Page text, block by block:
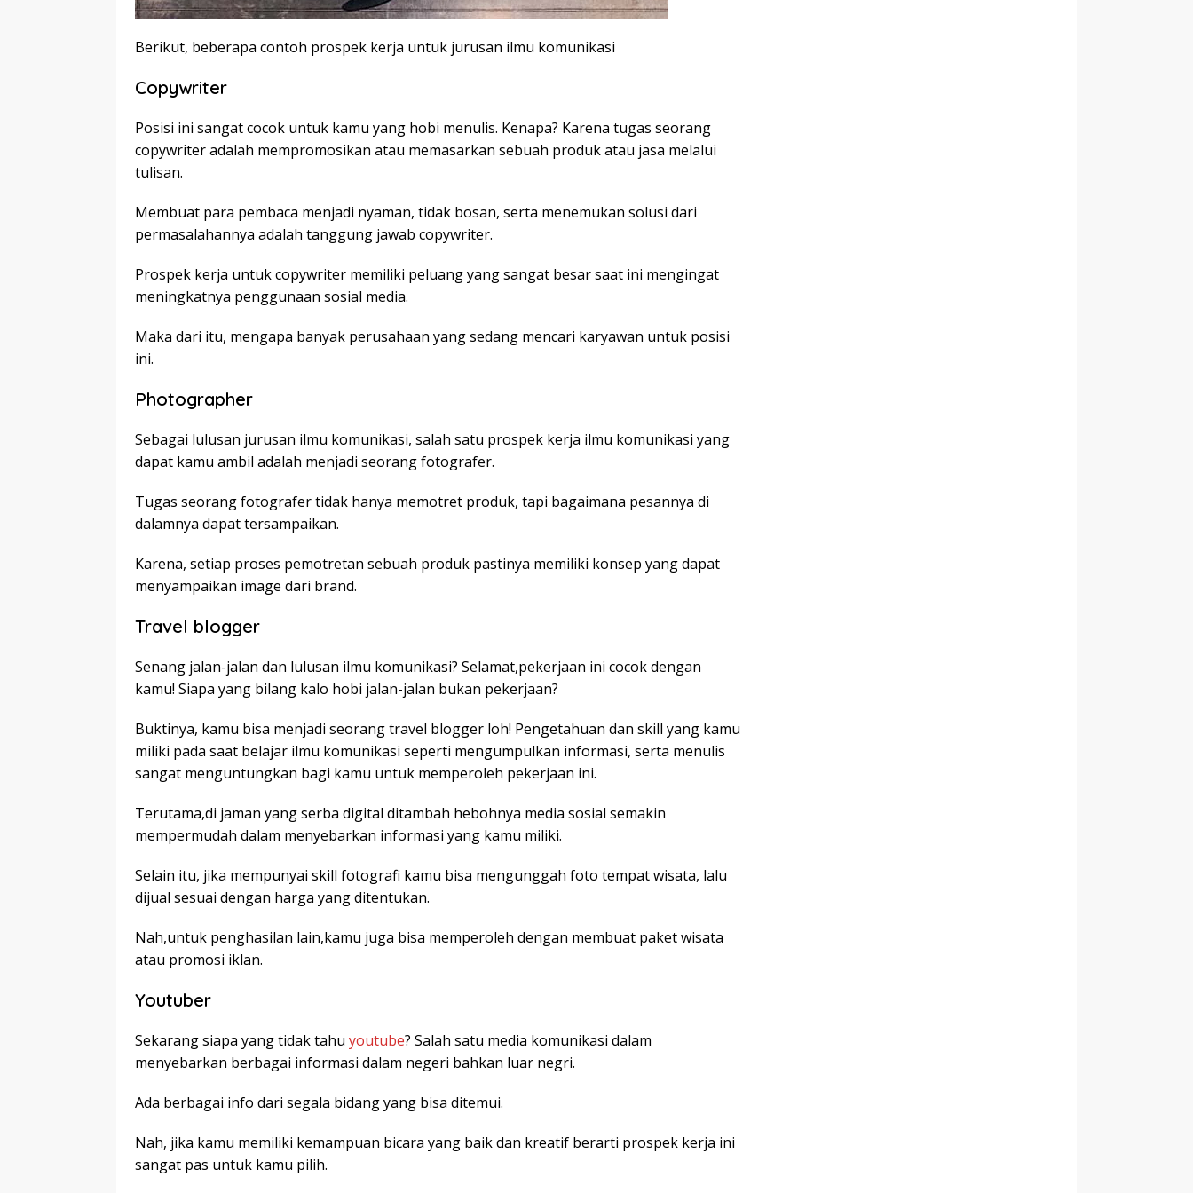
Berikut, beberapa contoh prospek kerja untuk jurusan ilmu komunikasi
Copywriter
Posisi ini sangat cocok untuk kamu yang hobi menulis. Kenapa? Karena tugas seorang
copywriter adalah mempromosikan atau memasarkan sebuah produk atau jasa melalui
tulisan.
Membuat para pembaca menjadi nyaman, tidak bosan, serta menemukan solusi dari
permasalahannya adalah tanggung jawab copywriter.
Prospek kerja untuk copywriter memiliki peluang yang sangat besar saat ini mengingat
meningkatnya penggunaan sosial media.
Maka dari itu, mengapa banyak perusahaan yang sedang mencari karyawan untuk posisi
ini.
Photographer
Sebagai lulusan jurusan ilmu komunikasi, salah satu prospek kerja ilmu komunikasi yang
dapat kamu ambil adalah menjadi seorang fotografer.
Tugas seorang fotografer tidak hanya memotret produk, tapi bagaimana pesannya di
dalamnya dapat tersampaikan.
Karena, setiap proses pemotretan sebuah produk pastinya memiliki konsep yang dapat
menyampaikan image dari brand.
Travel blogger
Senang jalan-jalan dan lulusan ilmu komunikasi? Selamat,pekerjaan ini cocok dengan
kamu! Siapa yang bilang kalo hobi jalan-jalan bukan pekerjaan?
Buktinya, kamu bisa menjadi seorang travel blogger loh! Pengetahuan dan skill yang kamu
miliki pada saat belajar ilmu komunikasi seperti mengumpulkan informasi, serta menulis
sangat menguntungkan bagi kamu untuk memperoleh pekerjaan ini.
Terutama,di jaman yang serba digital ditambah hebohnya media sosial semakin
mempermudah dalam menyebarkan informasi yang kamu miliki.
Selain itu, jika mempunyai skill fotografi kamu bisa mengunggah foto tempat wisata, lalu
dijual sesuai dengan harga yang ditentukan.
Nah,untuk penghasilan lain,kamu juga bisa memperoleh dengan membuat paket wisata
atau promosi iklan.
Youtuber
Sekarang siapa yang tidak tahu youtube? Salah satu media komunikasi dalam
menyebarkan berbagai informasi dalam negeri bahkan luar negri.
Ada berbagai info dari segala bidang yang bisa ditemui.
Nah, jika kamu memiliki kemampuan bicara yang baik dan kreatif berarti prospek kerja ini
sangat pas untuk kamu pilih.